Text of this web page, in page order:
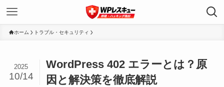
ホーム トラブル・セキュリティ
WordPress 402 エラーとは？原
因と解決策を徹底解説
2025
10/14